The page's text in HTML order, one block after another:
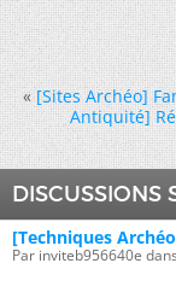
« [Sites Archéo]
Antiquité]
DISCUSSIONS
[Techniques
Par inviteb956640e